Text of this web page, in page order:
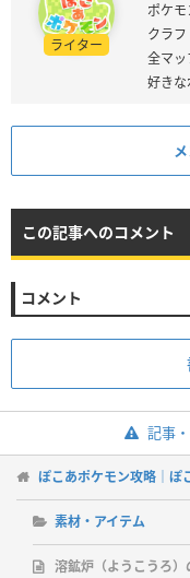
ライター
ポケ
クラ
全マ
好き
この記事へのコメント
コメント
記事
ぽこあポケモン攻略｜ぽ
素材・アイテム
溶鉱炉（ようこうろ）